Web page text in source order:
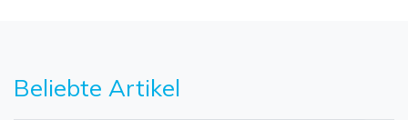
Beliebte Artikel